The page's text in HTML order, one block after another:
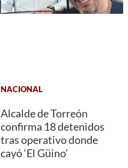
NACIONAL
Alcalde de Torreón
confirma 18 detenidos
tras operativo donde
cayó ‘El Güino’